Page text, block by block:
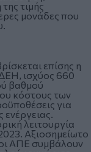
τιμής
μονάδες που
επίσης η
ισχύος 660
βαθμού
κόστους των
για
ενέργειας.
λειτουργία
Αξιοσημείωτο
οι ΑΠΕ συμβάλουν